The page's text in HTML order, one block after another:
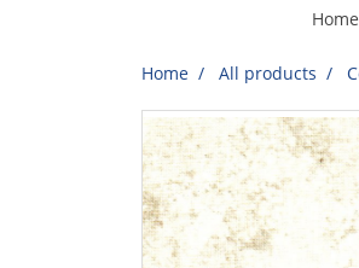
Home
Home All products